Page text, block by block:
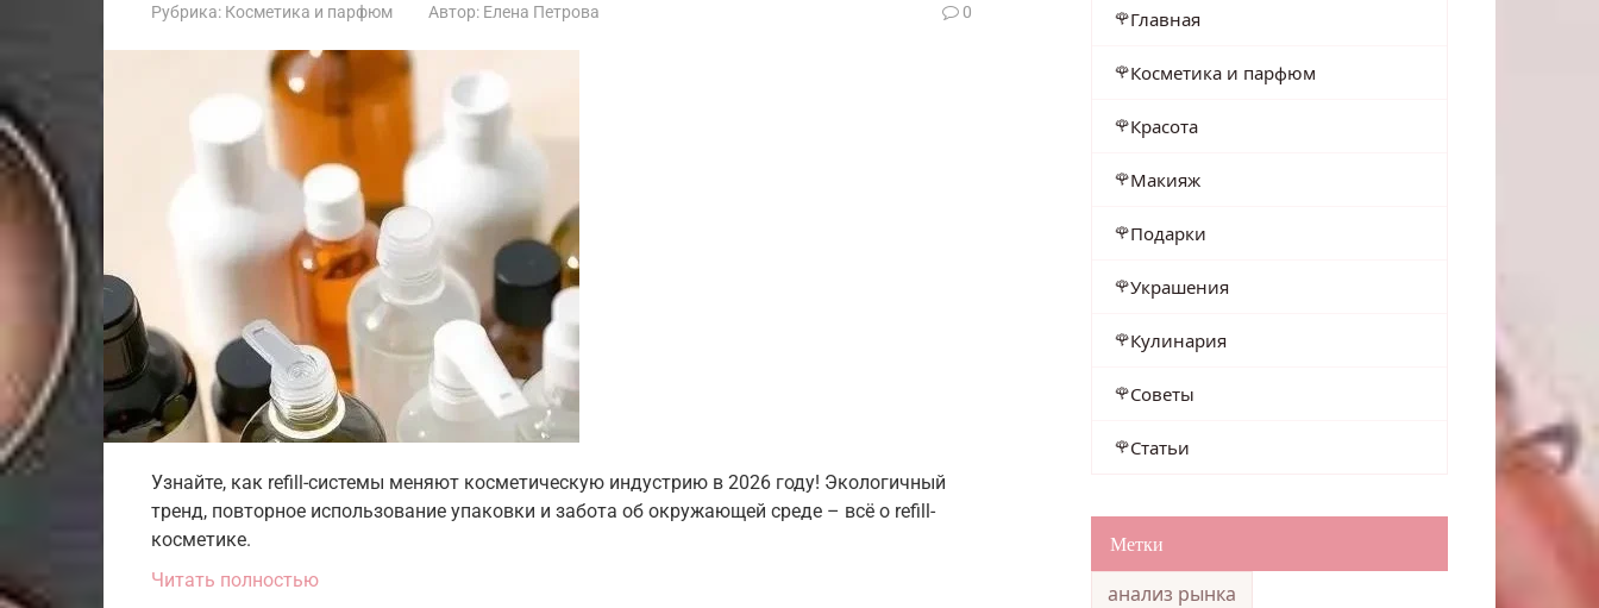
Рубрика: Косметика и парфюм Автор: Елена Петрова 0
Узнайте, как refill-системы меняют косметическую индустрию в 2026 году! Экологичный
тренд, повторное использование упаковки и забота об окружающей среде – всё о refill-
косметике.
Читать полностью
Главная
Косметика и парфюм
Красота
Макияж
Подарки
Украшения
Кулинария
Советы
Статьи
Метки
анализ рынка